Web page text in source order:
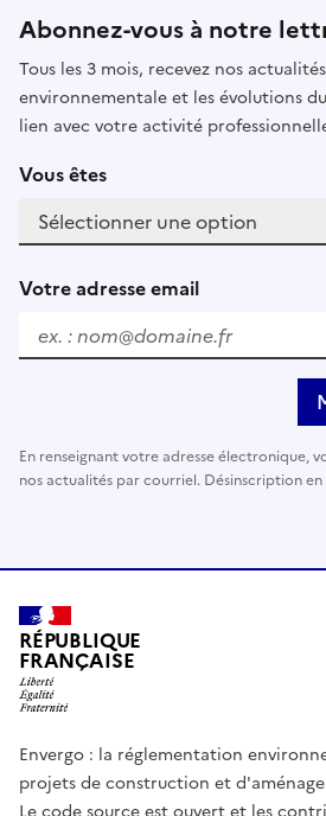
Abonnez-vous à notre
Tous les 3 mois, recevez nos
environnementale et les évolutions
lien avec votre activité
Vous êtes
Votre adresse email
En renseignant votre adresse électronique,
nos actualités par courriel. Désinscription en
RÉPUBLIQUE
FRANÇAISE
Envergo : la réglementation
projets de construction et